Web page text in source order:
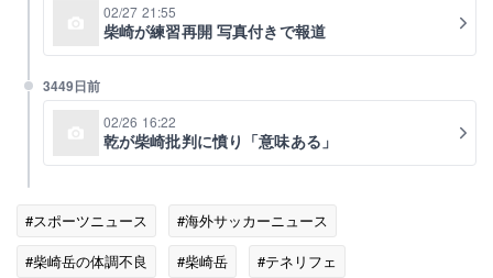
02/27 21:55
柴崎が練習再開 写真付きで報道
3449日前
02/26 16:22
乾が柴崎批判に憤り「意味ある」
#スポーツニュース
#海外サッカーニュース
#柴崎岳の体調不良
#柴崎岳
#テネリフェ